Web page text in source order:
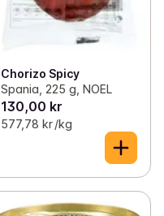
Chorizo Spicy
Spania, 225 g, NOEL
130,00 kr
577,78 kr /kg